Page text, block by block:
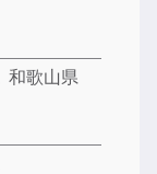
和歌山県